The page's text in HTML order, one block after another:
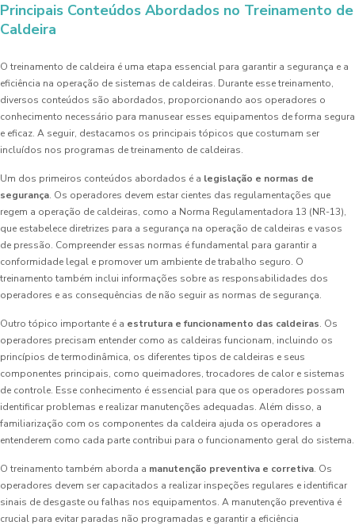
Principais Conteúdos Abordados no Treinamento de
Caldeira
O treinamento de caldeira é uma etapa essencial para garantir a segurança e a
eficiência na operação de sistemas de caldeiras. Durante esse treinamento,
diversos conteúdos são abordados, proporcionando aos operadores o
conhecimento necessário para manusear esses equipamentos de forma segura
e eficaz. A seguir, destacamos os principais tópicos que costumam ser
incluídos nos programas de treinamento de caldeiras.
Um dos primeiros conteúdos abordados é a legislação e normas de
segurança. Os operadores devem estar cientes das regulamentações que
regem a operação de caldeiras, como a Norma Regulamentadora 13 (NR-13),
que estabelece diretrizes para a segurança na operação de caldeiras e vasos
de pressão. Compreender essas normas é fundamental para garantir a
conformidade legal e promover um ambiente de trabalho seguro. O
treinamento também inclui informações sobre as responsabilidades dos
operadores e as consequências de não seguir as normas de segurança.
Outro tópico importante é a estrutura e funcionamento das caldeiras. Os
operadores precisam entender como as caldeiras funcionam, incluindo os
princípios de termodinâmica, os diferentes tipos de caldeiras e seus
componentes principais, como queimadores, trocadores de calor e sistemas
de controle. Esse conhecimento é essencial para que os operadores possam
identificar problemas e realizar manutenções adequadas. Além disso, a
familiarização com os componentes da caldeira ajuda os operadores a
entenderem como cada parte contribui para o funcionamento geral do sistema.
O treinamento também aborda a manutenção preventiva e corretiva. Os
operadores devem ser capacitados a realizar inspeções regulares e identificar
sinais de desgaste ou falhas nos equipamentos. A manutenção preventiva é
crucial para evitar paradas não programadas e garantir a eficiência